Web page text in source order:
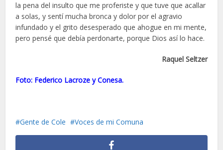
la pena del insulto que me proferiste y que tuve que acallar
a solas, y sentí mucha bronca y dolor por el agravio
infundado y el grito desesperado que ahogue en mi mente,
pero pensé que debía perdonarte, porque Dios así lo hace.
Raquel Seltzer
Foto: Federico Lacroze y Conesa.
Gente de Cole Voces de mi Comuna